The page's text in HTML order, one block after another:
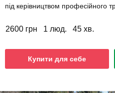
під керівництвом професійного
2600 грн 1 люд. 45 хв.
Купити для себе